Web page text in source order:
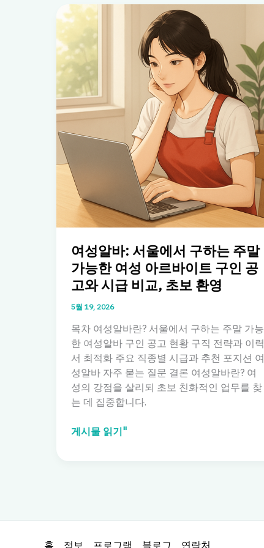
여성알바: 서울에서 구하는 주말
가능한 여성 아르바이트 구인 공
고와 시급 비교, 초보 환영
5월 19, 2026
목차 여성알바란? 서울에서 구하는 주말 가능
한 여성알바 구인 공고 현황 구직 전략과 이력
서 최적화 주요 직종별 시급과 추천 포지션 여
성알바 자주 묻는 질문 결론 여성알바란? 여
성의 강점을 살리되 초보 친화적인 업무를 찾
는 데 집중합니다.
여
에
게시물 읽기"
홈 정보 프로그램 블로그 연락처